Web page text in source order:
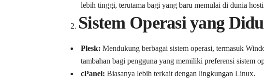
lebih tinggi, terutama bagi yang baru memulai di dunia
Sistem Operasi yang
Plesk: Mendukung berbagai sistem operasi, termasuk
tambahan bagi pengguna yang memiliki preferensi sistem
cPanel: Biasanya lebih terkait dengan lingkungan Linux.